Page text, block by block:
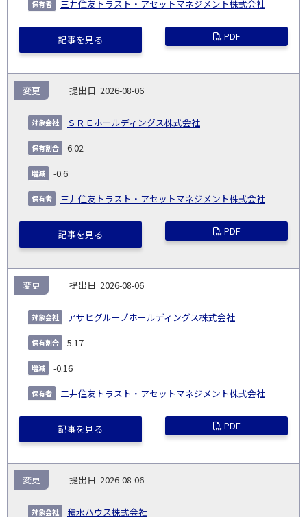
三井住友トラスト・アセットマネジメント株式会社
記事を見る PDF
2026-08-06
ＳＲＥホールディングス株式会社
変更
6.02
-0.6
三井住友トラスト・アセットマネジメント株式会社
記事を見る PDF
2026-08-06
アサヒグループホールディングス株式会社
変更
5.17
-0.16
三井住友トラスト・アセットマネジメント株式会社
記事を見る PDF
2026-08-06
積水ハウス株式会社
変更